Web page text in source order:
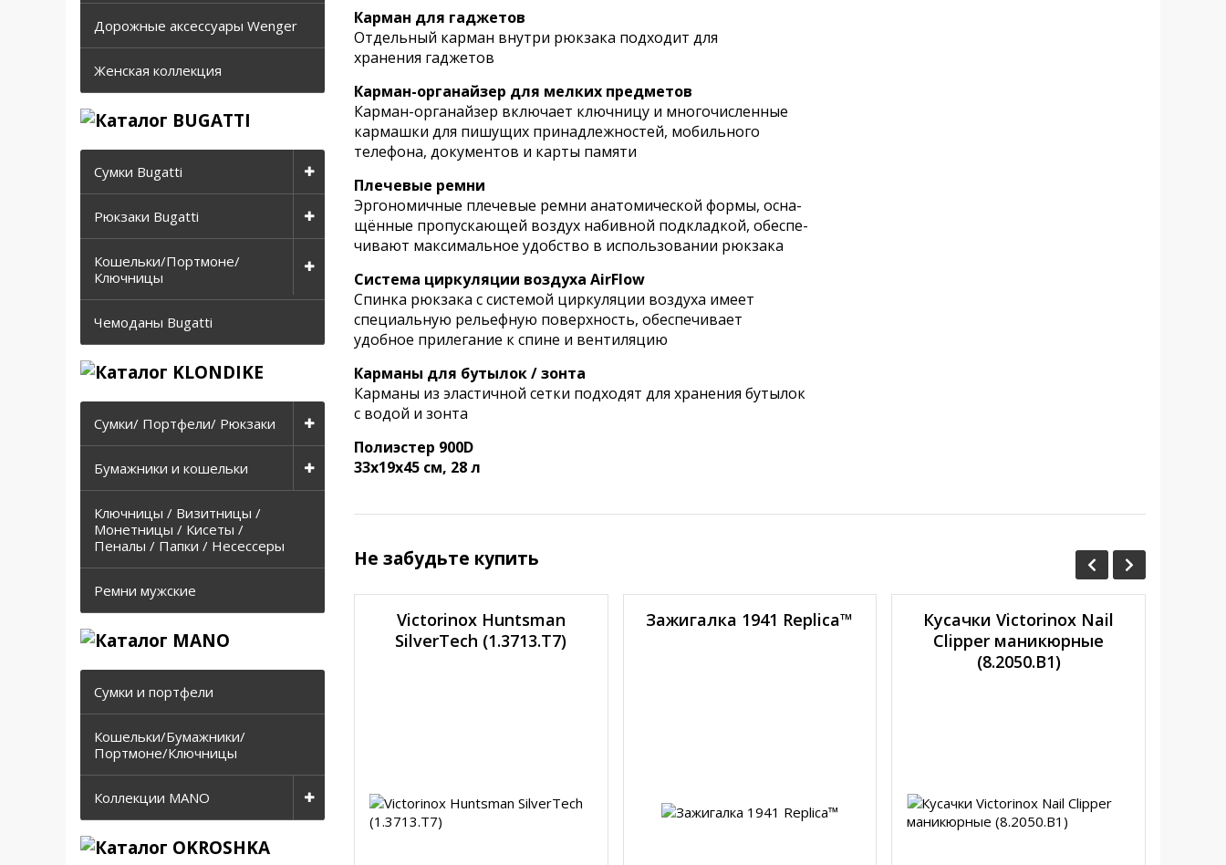
Дорожные аксессуары Wenger
Женская коллекция
Сумки Bugatti
Рюкзаки Bugatti
Кошельки/Портмоне/
Ключницы
Чемоданы Bugatti
Сумки/ Портфели/ Рюкзаки
Бумажники и кошельки
Ключницы / Визитницы /
Монетницы / Кисеты /
Пеналы / Папки / Несессеры
Ремни мужские
Сумки и портфели
Кошельки/Бумажники/
Портмоне/Ключницы
Коллекции MANO
Карман для гаджетов
Отдельный карман внутри рюкзака подходит для
хранения гаджетов
Карман-органайзер для мелких предметов
Карман-органайзер включает ключницу и многочисленные
кармашки для пишущих принадлежностей, мобильного
телефона, документов и карты памяти
Плечевые ремни
Эргономичные плечевые ремни анатомической формы, осна-
щённые пропускающей воздух набивной подкладкой, обеспе-
чивают максимальное удобство в использовании рюкзака
Система циркуляции воздуха AirFlow
Спинка рюкзака с системой циркуляции воздуха имеет
специальную рельефную поверхность, обеспечивает
удобное прилегание к спине и вентиляцию
Карманы для бутылок / зонта
Карманы из эластичной сетки подходят для хранения бутылок
с водой и зонта
Полиэстер 900D
33х19х45 см, 28 л
Не забудьте купить
Victorinox Huntsman
SilverTech (1.3713.T7)
Зажигалка 1941 Replica™
Кусачки Victorinox Nail
Clipper маникюрные
(8.2050.B1)